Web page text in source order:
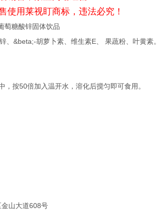
使用莱视盯商标，违法必究！
糖酸锌固体饮品
胡萝卜素、维生素E、 果蔬粉、叶黄素。
按50倍加入温开水，溶化后搅匀即可食用。
山大道608号